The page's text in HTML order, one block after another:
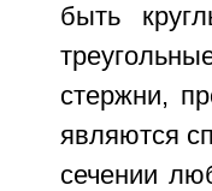
быть
стержни,
являются
сечении